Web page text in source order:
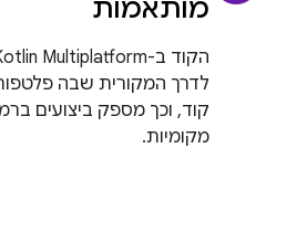
מותאמות
לדרך המקורית שבה
קוד, וכך מספק ביצועים
מקומיות.